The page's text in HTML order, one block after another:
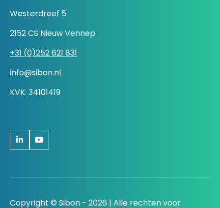
Westerdreef 5
2152 CS Nieuw Vennep
+31 (0)252 621 831
info@sibon.nl
KVK: 34101419
Copyright © Sibon - 2026 | Alle rechten voor